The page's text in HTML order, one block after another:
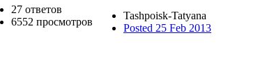
27 ответов
6552 просмотров
Tashpoisk-Tatyana
Posted 25 Feb 2013